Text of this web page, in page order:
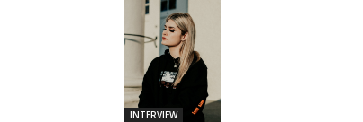
INTERVIEW